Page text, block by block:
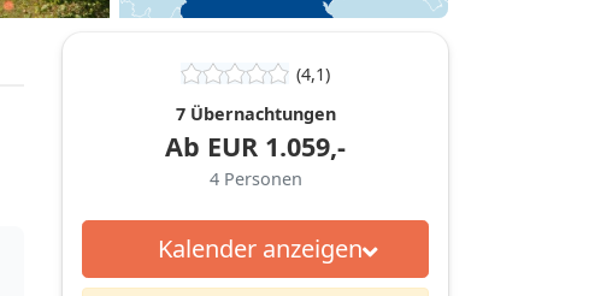
(4,1)
7 Übernachtungen
Ab EUR 1.059,-
4 Personen
Kalender anzeigen